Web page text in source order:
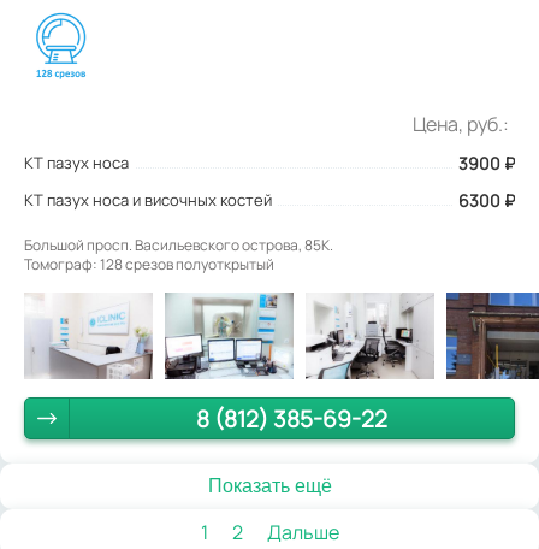
Цена, руб.:
КТ пазух носа 3900 ₽
КТ пазух носа и височных костей 6300 ₽
Большой просп. Васильевского острова, 85К.
Томограф: 128 срезов полуоткрытый
8 (812) 385-69-22
Показать ещё
1 2 Дальше